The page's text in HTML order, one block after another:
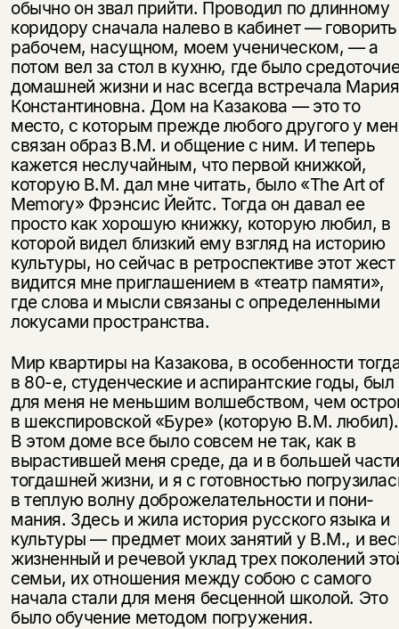
обычно он звал прийти. Проводил по длинному
кори­дору сначала налево в кабинет —
рабочем, насущном, моем уче­ническом, — а
потом вел за стол в кухню, где было
домашней жиз­ни и нас всегда встречала Мария
Константиновна. Дом на Казакова — это то
место, с которым прежде любого другого у
связан образ В.М. и общение с ним. И теперь
кажется неслучайным, что первой книжкой,
которую В.М. дал мне читать, было «The Art of
Memory» Фрэнсис Йейтс. Тогда он давал ее
просто как хорошую книжку, которую любил, в
которой видел близкий ему взгляд на историю
культуры, но сейчас в ретроспективе этот жест
видится мне приглашением в «театр памяти»,
где слова и мысли связаны с опреде­ленными
локусами пространства.
Мир квартиры на Казакова, в особенности
в 80-е, студенческие и ас­пирантские годы, был
для меня не меньшим волшебством, чем
в шек­спировской «Буре» (которую В.М. любил).
В этом доме все было совсем не так, как в
вырастившей меня среде, да и в большей
тогдашней жизни, и я с готовностью
в теплую волну доброжелательности и пони­
мания. Здесь и жила история русского языка и
культуры — предмет моих за­нятий у В.М., и
жизненный и речевой уклад трех поколений
семьи, их отношения между собою с самого
начала стали для меня бесценной шко­лой. Это
было обучение методом погружения.